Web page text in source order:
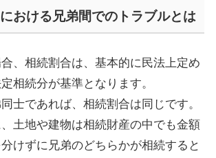
における兄弟間でのトラブルとは
、相続割合は、基本的に民法上定め
相続分が基準となります。
士であれば、相続割合は同じです。
土地や建物は相続財産の中でも金額
けずに兄弟のどちらかが相続すると